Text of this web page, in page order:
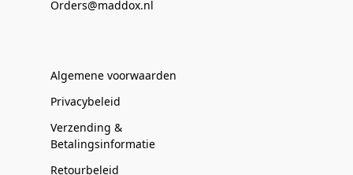
Orders@maddox.nl
Algemene voorwaarden
Privacybeleid
Verzending &
Betalingsinformatie
Retourbeleid